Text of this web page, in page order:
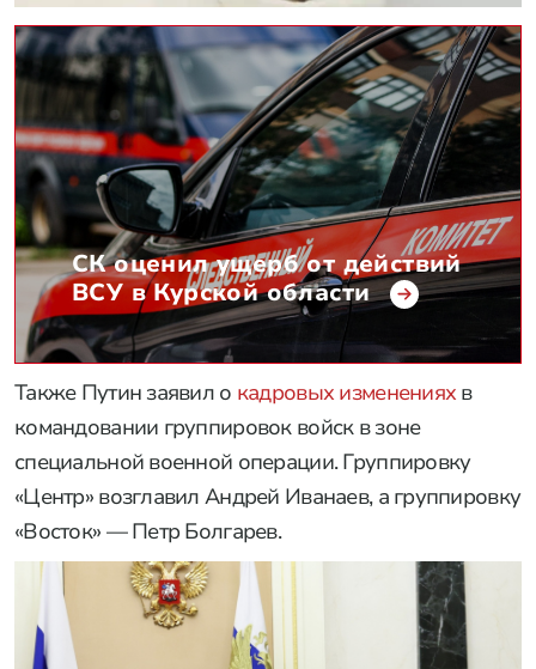
СК оценил ущерб от действий
ВСУ в Курской области
Также Путин заявил о кадровых изменениях в
командовании группировок войск в зоне
специальной военной операции. Группировку
«Центр» возглавил Андрей Иванаев, а группировку
«Восток» — Петр Болгарев.